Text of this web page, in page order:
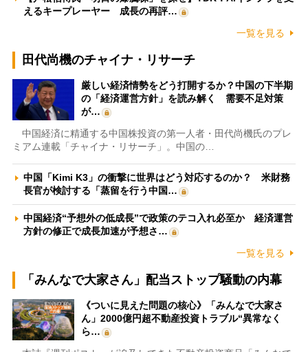
えるキープレーヤー 成長の再評…
一覧を見る
田代尚機のチャイナ・リサーチ
厳しい経済情勢をどう打開するか？中国の下半期
の「経済運営方針」を読み解く 需要不足対策
が…
中国経済に精通する中国株投資の第一人者・田代尚機氏のプレ
ミアム連載「チャイナ・リサーチ」。中国の…
中国「Kimi K3」の衝撃に世界はどう対応するのか？ 米財務
長官が検討する「蒸留を行う中国…
中国経済“予想外の低成長”で政策のテコ入れ必至か 経済運営
方針の修正で成長加速が予想さ…
一覧を見る
「みんなで大家さん」配当ストップ騒動の内幕
《ついに見えた問題の核心》「みんなで大家さ
ん」2000億円超不動産投資トラブル“異常なく
ら…